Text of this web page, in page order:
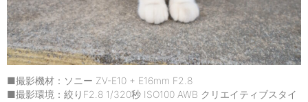
■撮影機材：ソニー ZV-E10 + E16mm F2.8
■撮影環境：絞りF2.8 1/320秒 ISO100 AWB クリエイティブスタイ